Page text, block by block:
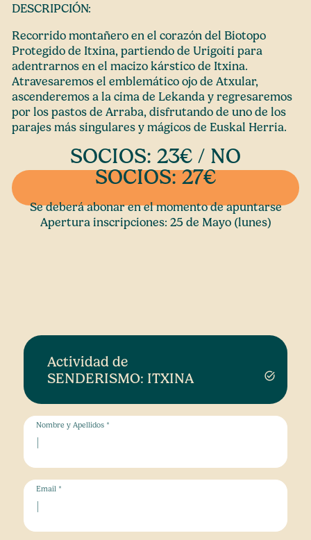
DESCRIPCIÓN:
Recorrido montañero en el corazón del Biotopo
Protegido de Itxina, partiendo de Urigoiti para
adentrarnos en el macizo kárstico de Itxina.
Atravesaremos el emblemático ojo de Atxular,
ascenderemos a la cima de Lekanda y regresaremos
por los pastos de Arraba, disfrutando de uno de los
parajes más singulares y mágicos de Euskal Herria.
SOCIOS: 23€ / NO
SOCIOS: 27€
Se deberá abonar en el momento de apuntarse
Apertura inscripciones: 25 de Mayo (lunes)
Actividad de
SENDERISMO: ITXINA
task_alt
Nombre y Apellidos *
Email *